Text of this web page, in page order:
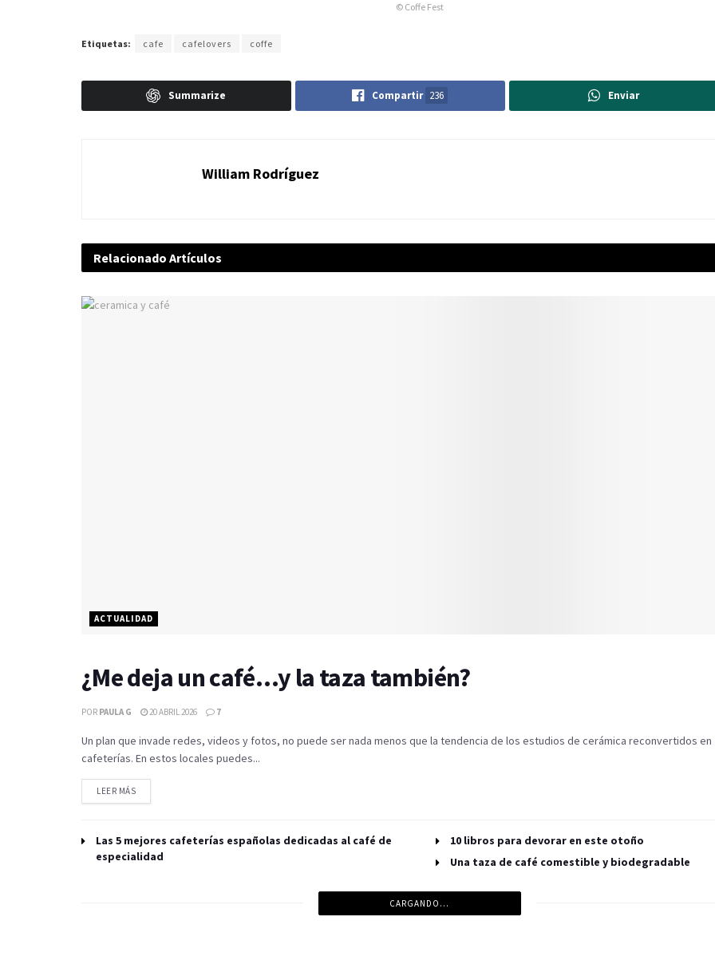
© Coffe Fest
Etiquetas: cafe cafelovers coffe
Summarize Compartir 236 Enviar
William Rodríguez
Relacionado Artículos
ACTUALIDAD
¿Me deja un café…y la taza también?
POR PAULA G 20 ABRIL 2026 7
Un plan que invade redes, videos y fotos, no puede ser nada menos que la tendencia de los estudios de cerámica reconvertidos en
cafeterías. En estos locales puedes...
LEER MÁS
Las 5 mejores cafeterías españolas dedicadas al café de
especialidad
10 libros para devorar en este otoño
Una taza de café comestible y biodegradable
CARGANDO...